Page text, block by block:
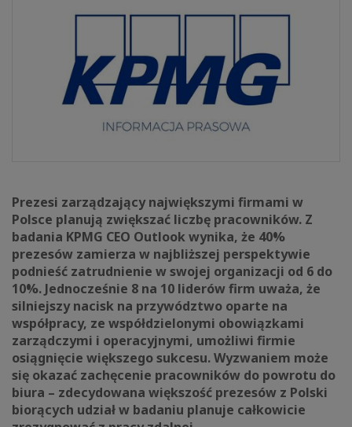
Prezesi zarządzający największymi firmami w
Polsce planują zwiększać liczbę pracowników. Z
badania KPMG CEO Outlook wynika, że 40%
prezesów zamierza w najbliższej perspektywie
podnieść zatrudnienie w swojej organizacji od 6 do
10%. Jednocześnie 8 na 10 liderów firm uważa, że
silniejszy nacisk na przywództwo oparte na
współpracy, ze współdzielonymi obowiązkami
zarządczymi i operacyjnymi, umożliwi firmie
osiągnięcie większego sukcesu. Wyzwaniem może
się okazać zachęcenie pracowników do powrotu do
biura – zdecydowana większość prezesów z Polski
biorących udział w badaniu planuje całkowicie